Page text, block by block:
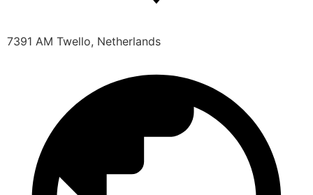
7391 AM Twello, Netherlands